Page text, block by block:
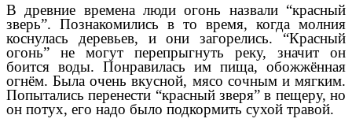
В древние времена люди огонь назвали “красный
зверь”. Познакомились в то время, когда молния
коснулась деревьев, и они загорелись. “Красный
огонь” не могут перепрыгнуть реку, значит он
боится воды. Понравилась им пища, обожжённая
огнём. Была очень вкусной, мясо сочным и мягким.
Попытались перенести “красный зверя” в пещеру, но
он потух, его надо было подкормить сухой травой.